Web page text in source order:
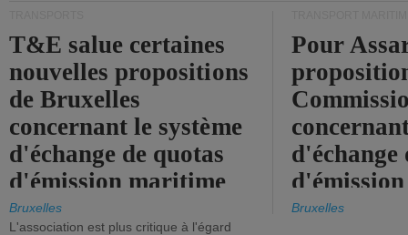
T&E salue certaines
nouvelles propositions
de Bruxelles
concernant le système
d'échange de quotas
d'émission maritime
de l'UE.
Bruxelles
L'association est plus critique à l'égard
Pour
d'échange
timide,
Bruxelles